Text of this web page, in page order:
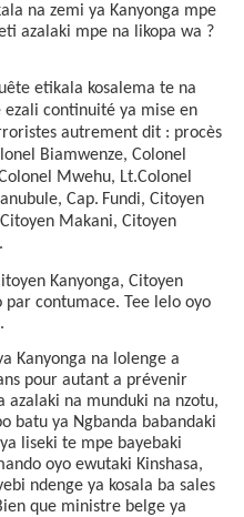
na zemi ya Kanyonga mpe
azalaki mpe na likopa wa ?
etikala kosalema te na
continuité ya mise en
autrement dit : procès
Biamwenze, Colonel
Mwehu, Lt.Colonel
Cap. Fundi, Citoyen
Makani, Citoyen
Kanyonga, Citoyen
par contumace. Tee lelo oyo
Kanyonga na lolenge a
pour autant a prévenir
azalaki na munduki na nzotu,
batu ya Ngbanda babandaki
liseki te mpe bayebaki
oyo ewutaki Kinshasa,
ndenge ya kosala ba sales
que ministre belge ya